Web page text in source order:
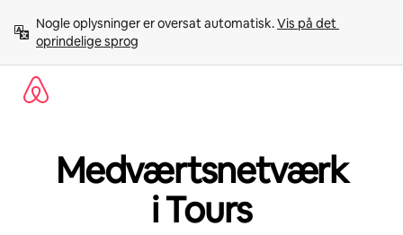
videre
indhold
Nogle oplysninger er oversat automatisk. Vis på det
oprindelige sprog
Medværtsnetværk
i Tours